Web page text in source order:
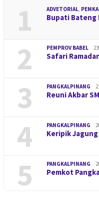
1 ADVETORIAL,
Bupati Bateng
2 PEMPROV BABEL
Safari
3 PANGKALPINANG
Reuni Akbar
4 PANGKALPINANG
Keripik
5 PANGKALPINANG
Pemkot